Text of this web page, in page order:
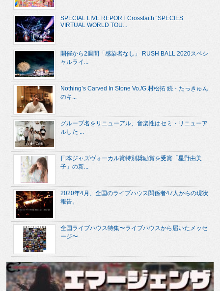
SPECIAL LIVE REPORT Crossfaith “SPECIES
VIRTUAL WORLD TOU...
開催から2週間「感染者なし」 RUSH BALL 2020スペシ
ャルライ...
Nothing’s Carved In Stone Vo./G.村松拓 続・たっきゅん
のキ...
グループ名をリニューアル、音楽性はセミ・リニューア
ルした ...
日本ジャズヴォーカル賞特別奨励賞を受賞「星野由美
子」の新...
2020年4月、全国のライブハウス関係者47人からの現状
報告。
全国ライブハウス特集〜ライブハウスから届いたメッセ
ージ〜